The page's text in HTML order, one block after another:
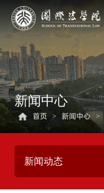
新闻中心
首页 > 新闻中心 >
新闻动态